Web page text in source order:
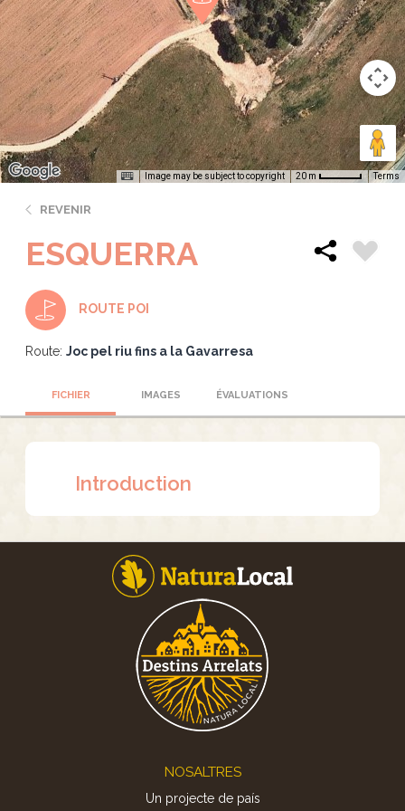
Image may be subject to copyright 20 m Terms
REVENIR
ESQUERRA
ROUTE POI
Route: Joc pel riu fins a la Gavarresa
FICHIER IMAGES ÉVALUATIONS
Introduction
NOSALTRES
Un projecte de país